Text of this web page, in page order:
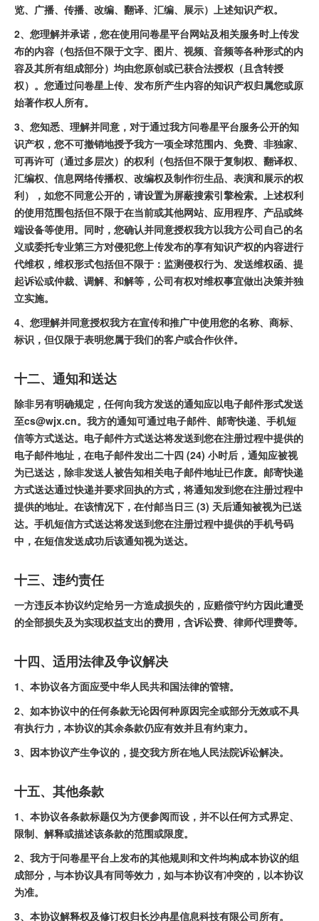
览、广播、传播、改编、翻译、汇编、展示）上述知识产权。
2、您理解并承诺，您在使用问卷星平台网站及相关服务时上传发
布的内容（包括但不限于文字、图片、视频、音频等各种形式的内
容及其所有组成部分）均由您原创或已获合法授权（且含转授
权）。您通过问卷星上传、发布所产生内容的知识产权归属您或原
始著作权人所有。
3、您知悉、理解并同意，对于通过我方问卷星平台服务公开的知
识产权，您不可撤销地授予我方一项全球范围内、免费、非独家、
可再许可（通过多层次）的权利（包括但不限于复制权、翻译权、
汇编权、信息网络传播权、改编权及制作衍生品、表演和展示的权
利），如您不同意公开的，请设置为屏蔽搜索引擎检索。上述权利
的使用范围包括但不限于在当前或其他网站、应用程序、产品或终
端设备等使用。同时，您确认并同意授权我方以我方公司自己的名
义或委托专业第三方对侵犯您上传发布的享有知识产权的内容进行
代维权，维权形式包括但不限于：监测侵权行为、发送维权函、提
起诉讼或仲裁、调解、和解等，公司有权对维权事宜做出决策并独
立实施。
4、您理解并同意授权我方在宣传和推广中使用您的名称、商标、
标识，但仅限于表明您属于我们的客户或合作伙伴。
十二、通知和送达
除非另有明确规定，任何向我方发送的通知应以电子邮件形式发送
至cs@wjx.cn。我方的通知可通过电子邮件、邮寄快递、手机短
信等方式送达。电子邮件方式送达将发送到您在注册过程中提供的
电子邮件地址，在电子邮件发出二十四 (24) 小时后，通知应被视
为已送达，除非发送人被告知相关电子邮件地址已作废。邮寄快递
方式送达通过快递并要求回执的方式，将通知发到您在注册过程中
提供的地址。在该情况下，在付邮当日三 (3) 天后通知被视为已送
达。手机短信方式送达将发送到您在注册过程中提供的手机号码
中，在短信发送成功后该通知视为送达。
十三、违约责任
一方违反本协议约定给另一方造成损失的，应赔偿守约方因此遭受
的全部损失及为实现权益支出的费用，含诉讼费、律师代理费等。
十四、适用法律及争议解决
1、本协议各方面应受中华人民共和国法律的管辖。
2、如本协议中的任何条款无论因何种原因完全或部分无效或不具
有执行力，本协议的其余条款仍应有效并且有约束力。
3、因本协议产生争议的， 提交我方所在地人民法院诉讼解决。
十五、其他条款
1、本协议各条款标题仅为方便参阅而设，并不以任何方式界定、
限制、解释或描述该条款的范围或限度。
2、我方于问卷星平台上发布的其他规则和文件均构成本协议的组
成部分，与本协议具有同等效力，如与本协议有冲突的，以本协议
为准。
3、本协议解释权及修订权归长沙冉星信息科技有限公司所有。